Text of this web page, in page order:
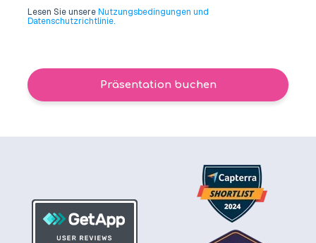
Lesen Sie unsereNutzungsbedingungen und
Datenschutzrichtlinie.
Präsentation buchen